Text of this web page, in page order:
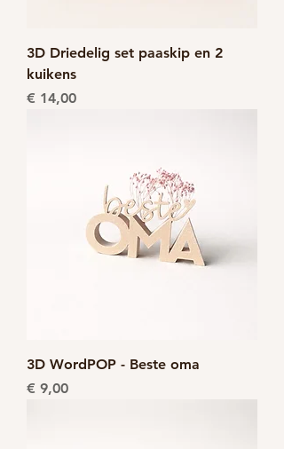
3D Driedelig set paaskip en 2
kuikens
Prijs
€ 14,00
3D WordPOP - Beste oma
Prijs
€ 9,00